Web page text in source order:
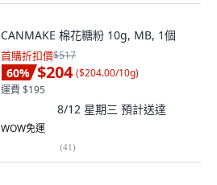
CANMAKE 棉花糖粉 10g, MB, 1個
首購折扣價$517
60% $204 ($204.00/10g)
運費 $195
8/12 星期三 預計送達
WOW免運
(41)